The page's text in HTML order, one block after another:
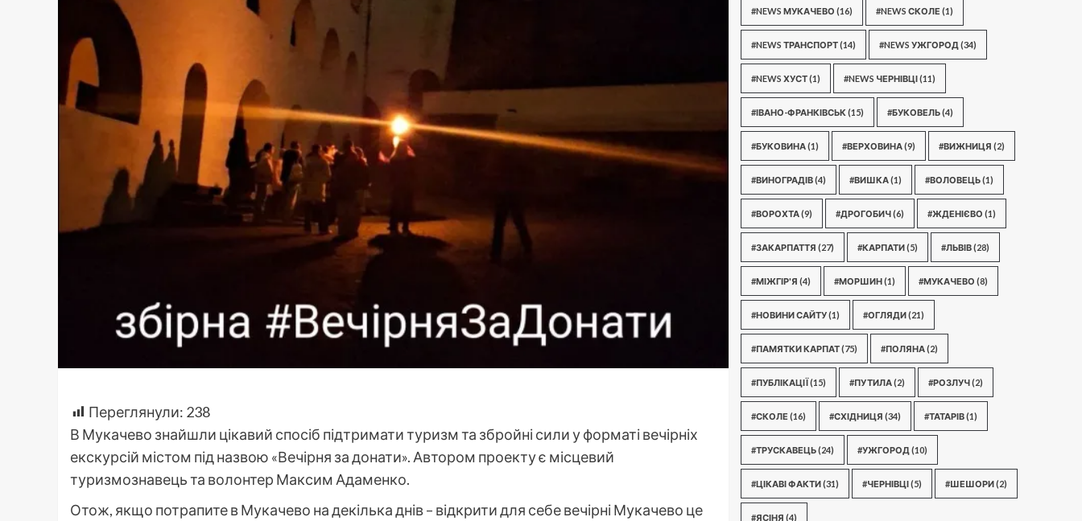
Переглянули: 238
В Мукачево знайшли цікавий спосіб підтримати туризм та збройні сили у форматі вечірніх
екскурсій містом під назвою «Вечірня за донати». Автором проекту є місцевий
туризмознавець та волонтер Максим Адаменко.
Отож, якщо потрапите в Мукачево на декілька днів – відкрити для себе вечірні Мукачево це
#NEWS МУКАЧЕВО (16) #NEWS СКОЛЕ (1)
#NEWS ТРАНСПОРТ(14) #NEWS УЖГОРОД (34)
#NEWS ХУСТ(1) #NEWS ЧЕРНІВЦІ(11)
#ІВАНО-ФРАНКІВСЬК(15) #БУКОВЕЛЬ(4)
#БУКОВИНА(1) #ВЕРХОВИНА(9) #ВИЖНИЦЯ (2)
#ВИНОГРАДІВ(4) #ВИШКА(1) #ВОЛОВЕЦЬ(1)
#ВОРОХТА(9) #ДРОГОБИЧ(6) #ЖДЕНІЄВО (1)
#ЗАКАРПАТТЯ (27) #КАРПАТИ(5) #ЛЬВІВ(28)
#МІЖГІР'Я (4) #МОРШИН(1) #МУКАЧЕВО (8)
#НОВИНИ САЙТУ(1) #ОГЛЯДИ(21)
#ПАМЯТКИ КАРПАТ(75) #ПОЛЯНА(2)
#ПУБЛІКАЦІЇ(15) #ПУТИЛА(2) #РОЗЛУЧ(2)
#СКОЛЕ (16) #СХІДНИЦЯ (34) #ТАТАРІВ(1)
#ТРУСКАВЕЦЬ(24) #УЖГОРОД (10)
#ЦІКАВІ ФАКТИ(31) #ЧЕРНІВЦІ(5) #ШЕШОРИ(2)
#ЯСІНЯ (4)